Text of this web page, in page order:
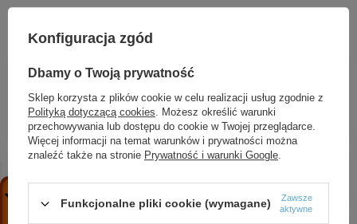
HG Finoris Jednouchwytowa bateria
umywalkowa 260 CoolStart do umywalek
nablatowych z kompletem odpływowym Push-
Open, Czarny Chrom Szczotkowany
2 023,35 zł / szt.
AX Universal Circular Wieszak na ręczniki, 2-
1 345,74 zł
szt.
Konfiguracja zgód
Dbamy o Twoją prywatność
Sklep korzysta z plików cookie w celu realizacji usług zgodnie z
Polityką dotyczącą cookies. Możesz określić warunki
przechowywania lub dostępu do cookie w Twojej przeglądarce.
Więcej informacji na temat warunków i prywatności można
znaleźć także na stronie Prywatność i warunki Google.
Funkcjonalne pliki cookie (wymagane)
Zawsze
aktywne